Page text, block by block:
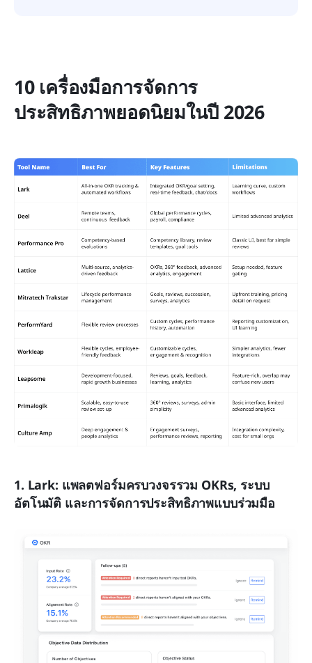
10 เครื่องมือการจัดการ
ประสิทธิภาพยอดนิยมในปี 2026
1. Lark: แพลตฟอร์มครบวงจรรวม OKRs, ระบบ
อัตโนมัติ และการจัดการประสิทธิภาพแบบร่วมมือ